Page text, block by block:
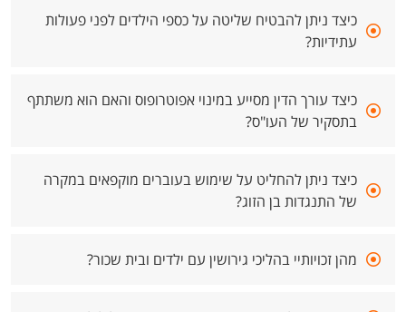
כיצד ניתן להבטיח שליטה על כספי הילדים לפני פעולות
עתידיות?
כיצד עורך הדין מסייע במינוי אפוטרופוס והאם הוא משתתף
בתסקיר של העו"ס?
כיצד ניתן להחליט על שימוש בעוברים מוקפאים במקרה
של התנגדות בן הזוג?
מהן זכויותיי בהליכי גירושין עם ילדים ובית שכור?